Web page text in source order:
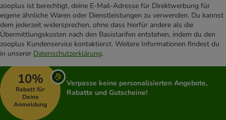
zooplus ist berechtigt, deine E-Mail-Adresse für Direktwerbung für
eigene ähnliche Waren oder Dienstleistungen zu verwenden. Du kannst
dem jederzeit widersprechen, ohne dass hierfür andere als die
Übermittlungskosten nach den Basistarifen entstehen, indem du den
zooplus Kundenservice kontaktierst. Weitere Informationen findest du
in unserer Datenschutzerklärung.
10%
Rabatt für
Deine
Anmeldung
Verpasse keine personalisierten Angebote,
Rabatte und Gutscheine!